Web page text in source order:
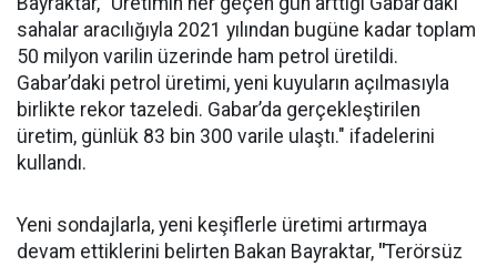
sahalar aracılığıyla 2021 yılından bugüne kadar toplam
50 milyon varilin üzerinde ham petrol üretildi.
Gabar’daki petrol üretimi, yeni kuyuların açılmasıyla
birlikte rekor tazeledi. Gabar’da gerçekleştirilen
üretim, günlük 83 bin 300 varile ulaştı." ifadelerini
kullandı.
Yeni sondajlarla, yeni keşiflerle üretimi artırmaya
devam ettiklerini belirten Bakan Bayraktar, "Terörsüz